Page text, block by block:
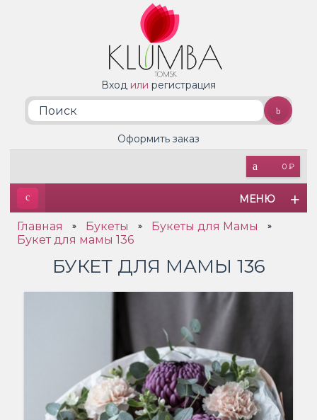
Вход или регистрация
0 ₽
Оформить заказ
МЕНЮ
Главная » Букеты » Букеты для Мамы »
Букет для мамы 136
БУКЕТ ДЛЯ МАМЫ 136